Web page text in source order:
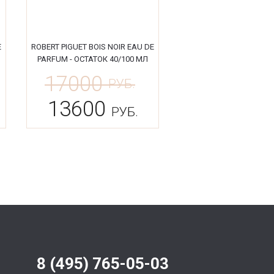
ROBERT PIGUET BOIS NOIR EAU DE
PARFUM - ОСТАТОК 40/100 МЛ
17000РУБ.
13600 РУБ.
8 (495) 765-05-03